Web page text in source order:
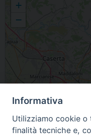
+
−
Informativa
Utilizziamo cookie o
finalità tecniche e,